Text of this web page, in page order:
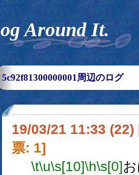
Log Around It.
5c92f81300000001周辺のログ
19/03/21 11:33 (22)
票: 1]
\t\u\s[10]\h\s[0]